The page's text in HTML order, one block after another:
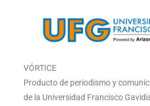
VÓRTICE
Producto de periodismo y
de la Universidad Francisco